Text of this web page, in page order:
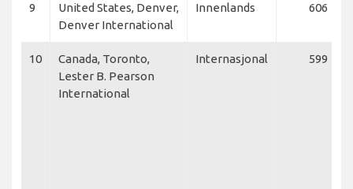
9
United States, Denver,
Denver International
Innenlands 606
10
Canada, Toronto,
Lester B. Pearson
International
Internasjonal 599